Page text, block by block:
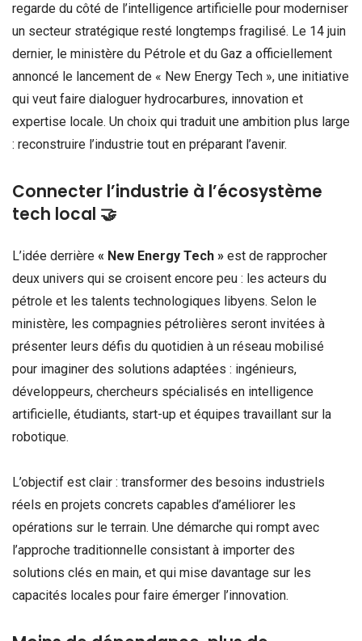
regarde du côté de l’intelligence artificielle pour moderniser
un secteur stratégique resté longtemps fragilisé. Le 14 juin
dernier, le ministère du Pétrole et du Gaz a officiellement
annoncé le lancement de « New Energy Tech », une initiative
qui veut faire dialoguer hydrocarbures, innovation et
expertise locale. Un choix qui traduit une ambition plus large
: reconstruire l’industrie tout en préparant l’avenir.
Connecter l’industrie à l’écosystème
tech local 🤝
L’idée derrière « New Energy Tech » est de rapprocher
deux univers qui se croisent encore peu : les acteurs du
pétrole et les talents technologiques libyens. Selon le
ministère, les compagnies pétrolières seront invitées à
présenter leurs défis du quotidien à un réseau mobilisé
pour imaginer des solutions adaptées : ingénieurs,
développeurs, chercheurs spécialisés en intelligence
artificielle, étudiants, start-up et équipes travaillant sur la
robotique.
L’objectif est clair : transformer des besoins industriels
réels en projets concrets capables d’améliorer les
opérations sur le terrain. Une démarche qui rompt avec
l’approche traditionnelle consistant à importer des
solutions clés en main, et qui mise davantage sur les
capacités locales pour faire émerger l’innovation.